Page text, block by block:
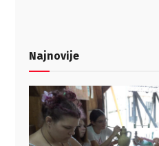
Najnovije